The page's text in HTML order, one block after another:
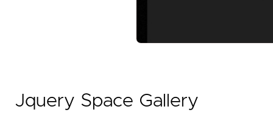
Jquery Space Gallery